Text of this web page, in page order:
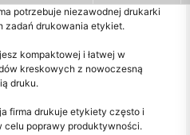
potrzebuje niezawodnej drukarki
zadań drukowania etykiet.
kompaktowej i łatwej w
kreskowych z nowoczesną
druku.
firma drukuje etykiety często i
celu poprawy produktywności.